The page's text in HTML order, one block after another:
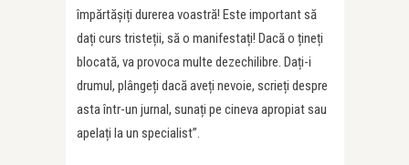
împărtășiți durerea voastră! Este important să
dați curs tristeții, să o manifestați! Dacă o țineți
blocată, va provoca multe dezechilibre. Dați-i
drumul, plângeți dacă aveți nevoie, scrieți despre
asta într-un jurnal, sunați pe cineva apropiat sau
apelați la un specialist”.